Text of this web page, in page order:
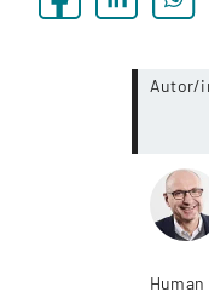
Autor/
Human